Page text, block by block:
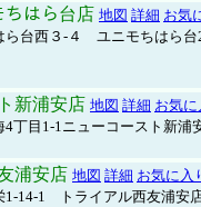
ちはら台店 地図 詳細 お気
ら台西３-４ ユニモちはら
新浦安店 地図 詳細 お気
丁目1-1ニューコースト新浦
浦安店 地図 詳細 お気に入
1-14-1 トライアル西友浦安